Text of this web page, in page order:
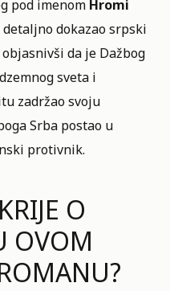
pod imenom Hromi
dokazao srpski
da je Dažbog
sveta i
zadržao svoju
Srba postao u
protivnik.
O
OVOM